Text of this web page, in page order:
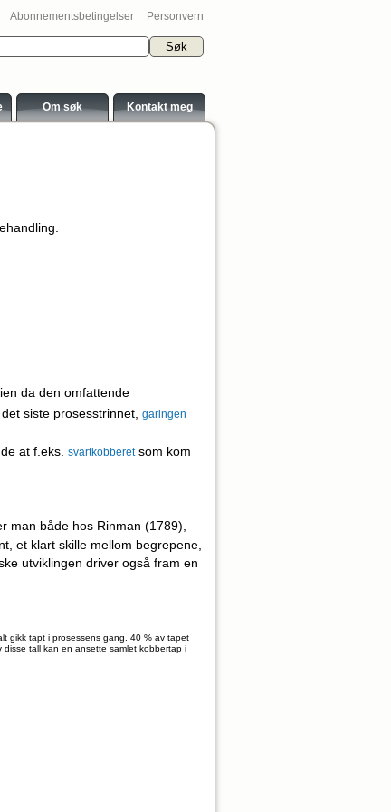
Abonnementsbetingelser Personvern
Om søk Kontakt meg
da den omfattende
siste prosesstrinnet, garingen
at f.eks. svartkobberetsom kom
man både hos Rinman (1789),
et klart skille mellom begrepene,
utviklingen driver også fram en
gikk tapt i prosessens gang. 40 % av tapet
tall kan en ansette samlet kobbertap i